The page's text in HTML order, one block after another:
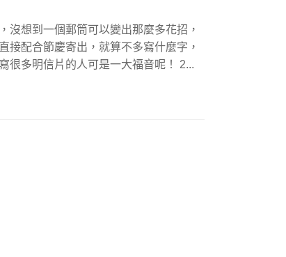
沒想到一個郵筒可以變出那麼多花招，
接配合節慶寄出，就算不多寫什麼字，
很多明信片的人可是一大福音呢！ 2...